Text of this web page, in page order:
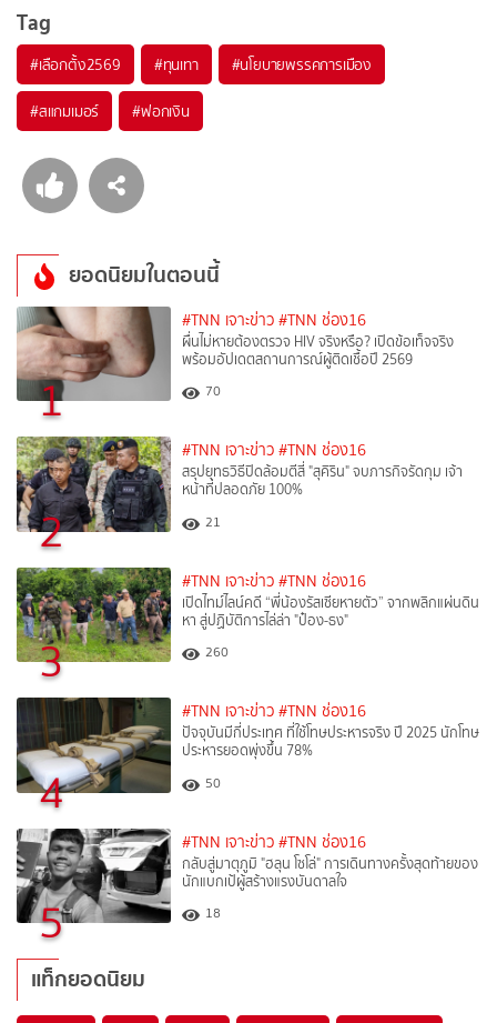
Tag
#เลือกตั้ง2569 #ทุนเทา #นโยบายพรรคการเมือง
#สแกมเมอร์ #ฟอกเงิน
ยอดนิยมในตอนนี้
1
#TNN เจาะข่าว #TNN ช่อง16
ผื่นไม่หายต้องตรวจ HIV จริงหรือ? เปิดข้อเท็จจริง
พร้อมอัปเดตสถานการณ์ผู้ติดเชื้อปี 2569
70
2
#TNN เจาะข่าว #TNN ช่อง16
สรุปยุทธวิธีปิดล้อมตีสี่ "สุคิริน" จบภารกิจรัดกุม เจ้า
หน้าที่ปลอดภัย 100%
21
3
#TNN เจาะข่าว #TNN ช่อง16
เปิดไทม์ไลน์คดี “พี่น้องรัสเซียหายตัว” จากพลิกแผ่นดิน
หา สู่ปฏิบัติการไล่ล่า "ป๋อง-ธง"
260
4
#TNN เจาะข่าว #TNN ช่อง16
ปัจจุบันมีกี่ประเทศ ที่ใช้โทษประหารจริง ปี 2025 นักโทษ
ประหารยอดพุ่งขึ้น 78%
50
5
#TNN เจาะข่าว #TNN ช่อง16
กลับสู่มาตุภูมิ "ฮลุน โซโล่" การเดินทางครั้งสุดท้ายของ
นักแบกเป้ผู้สร้างแรงบันดาลใจ
18
แท็กยอดนิยม